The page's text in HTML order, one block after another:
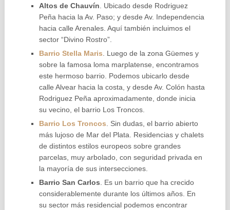
Altos de Chauvín . Ubicado desde Rodriguez
Peña hacia la Av. Paso; y desde Av. Independencia
hacia calle Arenales. Aquí también incluimos el
sector “Divino Rostro”.
Barrio Stella Maris . Luego de la zona Güemes y
sobre la famosa loma marplatense, encontramos
este hermoso barrio. Podemos ubicarlo desde
calle Alvear hacia la costa, y desde Av. Colón hasta
Rodriguez Peña aproximadamente, donde inicia
su vecino, el barrio Los Troncos.
Barrio Los Troncos . Sin dudas, el barrio abierto
más lujoso de Mar del Plata. Residencias y chalets
de distintos estilos europeos sobre grandes
parcelas, muy arbolado, con seguridad privada en
la mayoría de sus intersecciones.
Barrio San Carlos . Es un barrio que ha crecido
considerablemente durante los últimos años. En
su sector más residencial podemos encontrar